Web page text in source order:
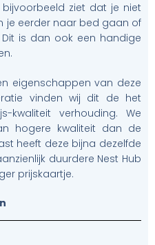
ziet dat je niet
je eerder naar bed gaan of
is dan ook een handige
eigenschappen van deze
vinden wij dit de het
verhouding. We
hogere kwaliteit dan de
heeft deze bijna dezelfde
duurdere Nest Hub
prijskaartje.